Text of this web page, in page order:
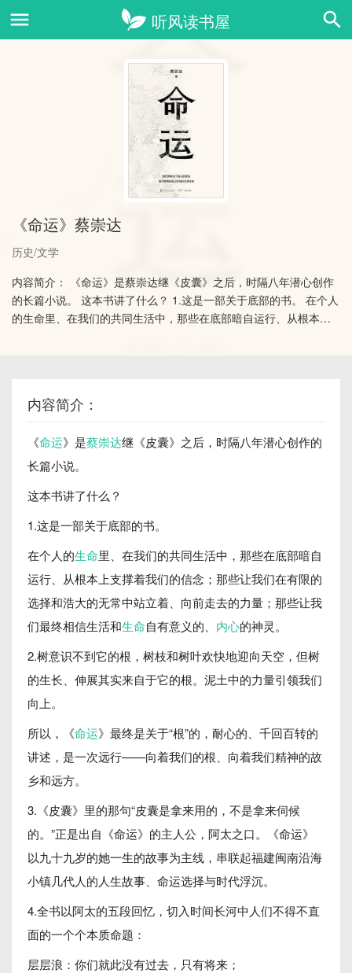
《命运》蔡崇达
历史/文学
内容简介： 《命运》是蔡崇达继《皮囊》之后，时隔八年潜心创作
的长篇小说。 这本书讲了什么？ 1.这是一部关于底部的书。 在个人
的生命里、在我们的共同生活中，那些在底部暗自运行、从根本上
内容简介：
《命运》是蔡崇达继《皮囊》之后，时隔八年潜心创作的
长篇小说。
这本书讲了什么？
1.这是一部关于底部的书。
在个人的生命里、在我们的共同生活中，那些在底部暗自
运行、从根本上支撑着我们的信念；那些让我们在有限的
选择和浩大的无常中站立着、向前走去的力量；那些让我
们最终相信生活和生命自有意义的、 内心的神灵。
2.树意识不到它的根，树枝和树叶欢快地迎向天空，但树
的生长、伸展其实来自于它的根。泥土中的力量引领我们
向上。
所以，《命运》最终是关于“根”的，耐心的、千回百转的
讲述，是一次远行——向着我们的根、向着我们精神的故
乡和远方。
3.《皮囊》里的那句“皮囊是拿来用的，不是拿来伺候
的。”正是出自《命运》的主人公，阿太之口。《命运》
以九十九岁的她一生的故事为主线，串联起福建闽南沿海
小镇几代人的人生故事、命运选择与时代浮沉。
4.全书以阿太的五段回忆，切入时间长河中人们不得不直
面的一个个本质命题：
层层浪：你们就此没有过去，只有将来；